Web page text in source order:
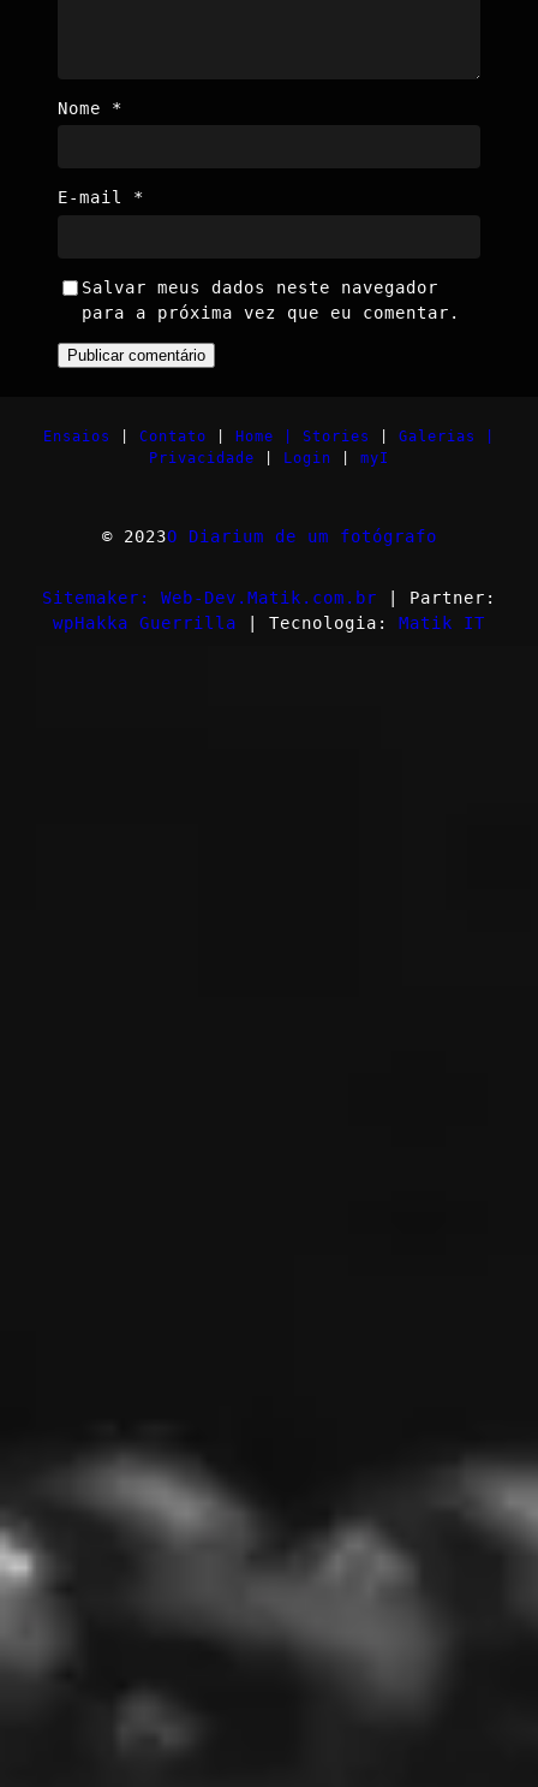
Nome *
E-mail *
Salvar meus dados neste navegador
para a próxima vez que eu comentar.
Ensaios Contato Home | Stories
Galerias |
Privacidade
Login myI
© 2023O Diarium de um fotógrafo
Sitemaker: Web-Dev.Matik.com.br | Partner:
wpHakka Guerrilla | Tecnologia: Matik IT